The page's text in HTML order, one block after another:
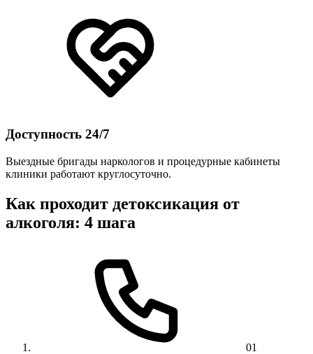
Доступность 24/7
Выездные бригады наркологов и процедурные кабинеты
клиники работают круглосуточно.
Как проходит детоксикация от
алкоголя: 4 шага
01